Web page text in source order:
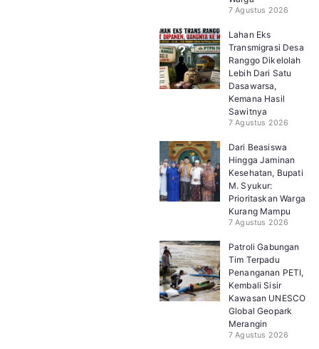
7 Agustus 2026
Lahan Eks
Transmigrasi Desa
Ranggo Dikelolah
Lebih Dari Satu
Dasawarsa,
Kemana Hasil
Sawitnya
7 Agustus 2026
Dari Beasiswa
Hingga Jaminan
Kesehatan, Bupati
M. Syukur:
Prioritaskan Warga
Kurang Mampu
7 Agustus 2026
Patroli Gabungan
Tim Terpadu
Penanganan PETI,
Kembali Sisir
Kawasan UNESCO
Global Geopark
Merangin
7 Agustus 2026